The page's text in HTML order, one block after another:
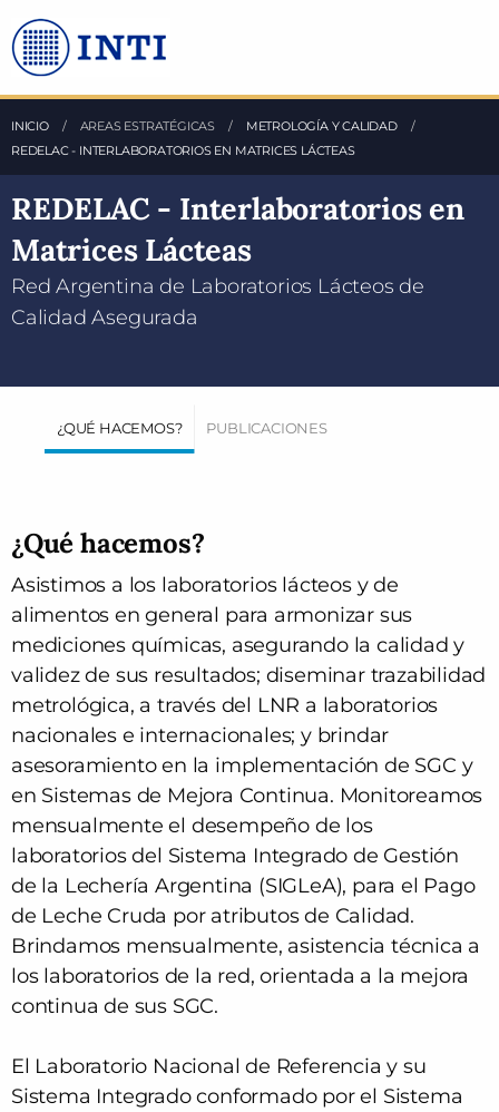
Saltea al Contenido principal
INICIO AREAS ESTRATÉGICAS
METROLOGÍA Y CALIDAD
REDELAC - INTERLABORATORIOS EN MATRICES LÁCTEAS
REDELAC - Interlaboratorios en
Matrices Lácteas
Red Argentina de Laboratorios Lácteos de
Calidad Asegurada
¿QUÉ HACEMOS? PUBLICACIONES
¿Qué hacemos?
Asistimos a los laboratorios lácteos y de
alimentos en general para armonizar sus
mediciones químicas, asegurando la calidad y
validez de sus resultados; diseminar trazabilidad
metrológica, a través del LNR a laboratorios
nacionales e internacionales; y brindar
asesoramiento en la implementación de SGC y
en Sistemas de Mejora Continua. Monitoreamos
mensualmente el desempeño de los
laboratorios del Sistema Integrado de Gestión
de la Lechería Argentina (SIGLeA), para el Pago
de Leche Cruda por atributos de Calidad.
Brindamos mensualmente, asistencia técnica a
los laboratorios de la red, orientada a la mejora
continua de sus SGC.
El Laboratorio Nacional de Referencia y su
Sistema Integrado conformado por el Sistema